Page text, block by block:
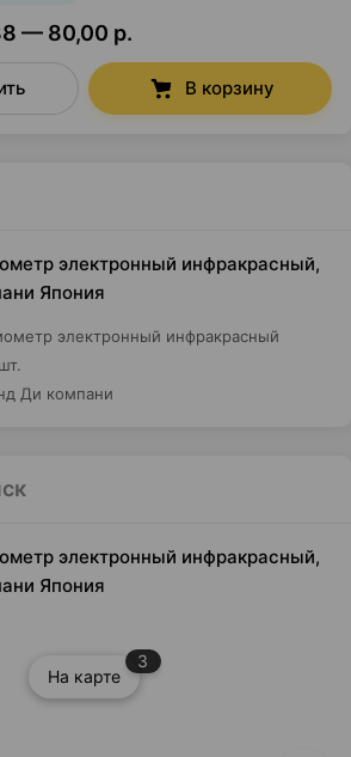
— 80,00 р.
В корзину
электронный инфракрасный,
Япония
электронный инфракрасный
Ди компани
электронный инфракрасный,
Япония
На карте
3